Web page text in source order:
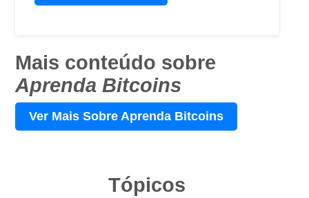
Mais conteúdo sobre
Aprenda Bitcoins
Ver Mais Sobre Aprenda Bitcoins
Tópicos